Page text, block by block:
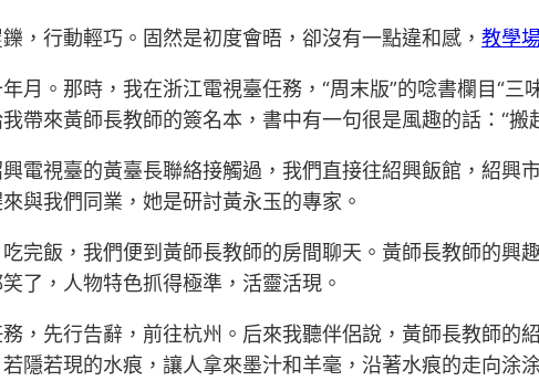
，行動輕巧。固然是初度會晤，卻沒有一點違和感， 教學
月。那時，我在浙江電視臺任務，“周末版”的唸書欄目“
帶來黃師長教師的簽名本，書中有一句很是風趣的話：“搬
電視臺的黃臺長聯絡接觸過，我們直接往紹興飯館，紹興
與我們同業，她是研討黃永玉的專家。
完飯，我們便到黃師長教師的房間聊天。黃師長教師的興
了，人物特色抓得極準，活靈活現。
，先行告辭，前往杭州。后來我聽伴侶說，黃師長教師的
隱若現的水痕，讓人拿來墨汁和羊毫，沿著水痕的走向涂